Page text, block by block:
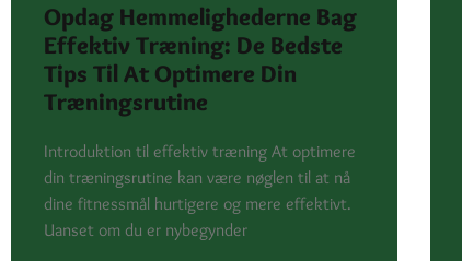
Opdag Hemmelighederne Bag
Effektiv Træning: De Bedste
Tips Til At Optimere Din
Træningsrutine
Introduktion til effektiv træning At optimere
din træningsrutine kan være nøglen til at nå
dine fitnessmål hurtigere og mere effektivt.
Uanset om du er nybegynder